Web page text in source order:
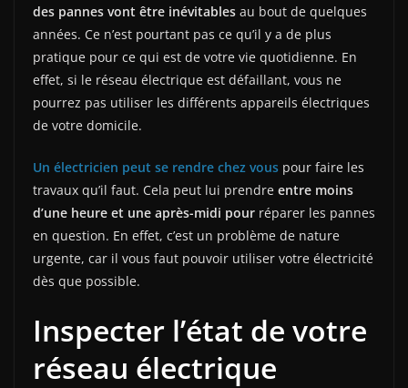
des pannes vont être inévitables au bout de quelques
années. Ce n’est pourtant pas ce qu’il y a de plus
pratique pour ce qui est de votre vie quotidienne. En
effet, si le réseau électrique est défaillant, vous ne
pourrez pas utiliser les différents appareils électriques
de votre domicile.
Un électricien peut se rendre chez vous pour faire les
travaux qu’il faut. Cela peut lui prendre entre moins
d’une heure et une après-midi pour réparer les pannes
en question. En effet, c’est un problème de nature
urgente, car il vous faut pouvoir utiliser votre électricité
dès que possible.
Inspecter l’état de votre
réseau électrique